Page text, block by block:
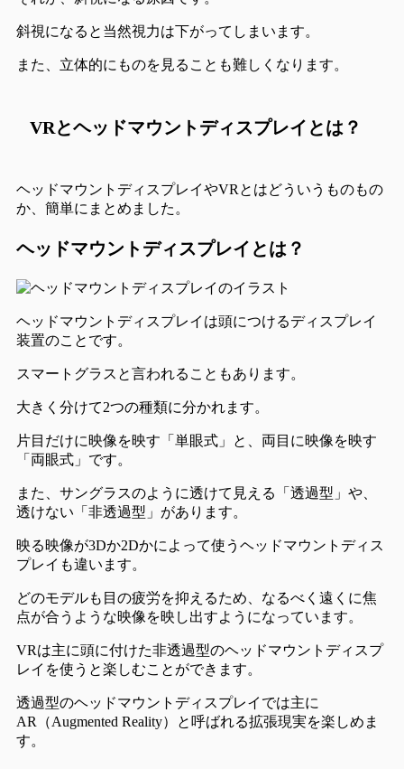
斜視になると当然視力は下がってしまいます。
また、立体的にものを見ることも難しくなります。
VRとヘッドマウントディスプレイとは？
ヘッドマウントディスプレイやVRとはどういうものもの
か、簡単にまとめました。
ヘッドマウントディスプレイとは？
ヘッドマウントディスプレイは頭につけるディスプレイ
装置のことです。
スマートグラスと言われることもあります。
大きく分けて2つの種類に分かれます。
片目だけに映像を映す「単眼式」と、両目に映像を映す
「両眼式」です。
また、サングラスのように透けて見える「透過型」や、
透けない「非透過型」があります。
映る映像が3Dか2Dかによって使うヘッドマウントディス
プレイも違います。
どのモデルも目の疲労を抑えるため、なるべく 遠くに焦
点が合うような映像を映し出すようになっています。
VRは主に頭に付けた非透過型のヘッドマウントディスプ
レイを使うと楽しむことができます。
透過型のヘッドマウントディスプレイでは主に
AR（Augmented Reality）と呼ばれる拡張現実を楽しめま
す。